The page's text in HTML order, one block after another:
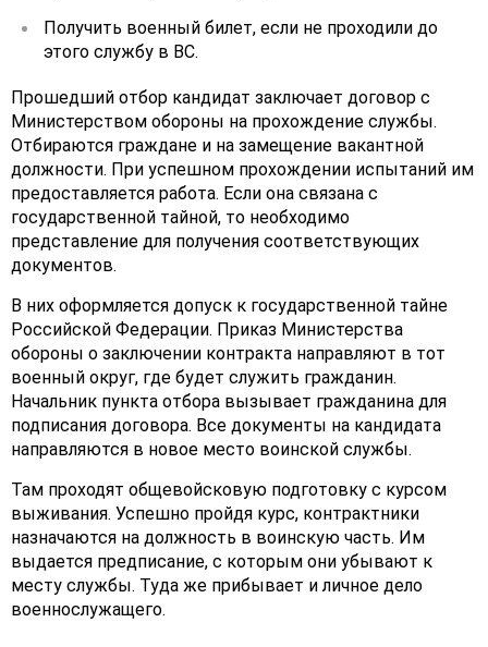
Получить военный билет, если не проходили до
этого службу в ВС.
Прошедший отбор кандидат заключает договор с
Министерством обороны на прохождение службы.
Отбираются граждане и на замещение вакантной
должности. При успешном прохождении испытаний им
предоставляется работа. Если она связана с
государственной тайной, то необходимо
представление для получения соответствующих
документов.
В них оформляется допуск к государственной тайне
Российской Федерации. Приказ Министерства
обороны о заключении контракта направляют в тот
военный округ, где будет служить гражданин.
Начальник пункта отбора вызывает гражданина для
подписания договора. Все документы на кандидата
направляются в новое место воинской службы.
Там проходят общевойсковую подготовку с курсом
выживания. Успешно пройдя курс, контрактники
назначаются на должность в воинскую часть. Им
выдается предписание, с которым они убывают к
месту службы. Туда же прибывает и личное дело
военнослужащего.